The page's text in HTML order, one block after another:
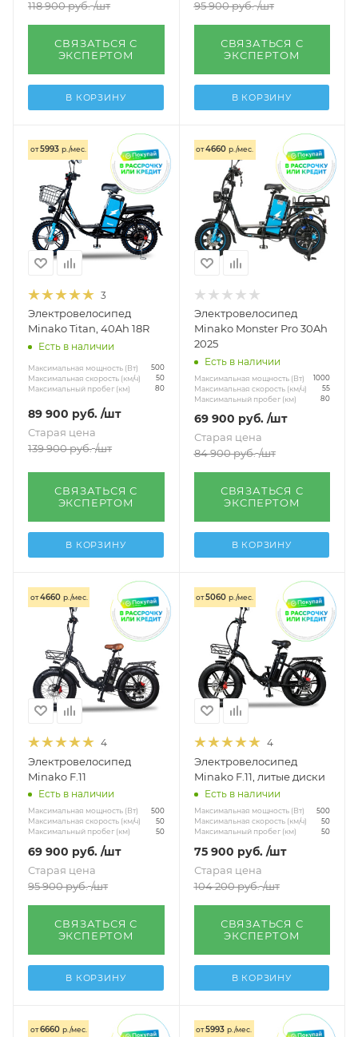
118 900руб. /шт
СВЯЗАТЬСЯ С
ЭКСПЕРТОМ
В КОРЗИНУ
95 900руб. /шт
СВЯЗАТЬСЯ С
ЭКСПЕРТОМ
В КОРЗИНУ
от5993 р./мес.
3
Электровелосипед
Minako Titan, 40Ah 18R
Есть в наличии
Максимальная мощность (Вт) 500
Максимальная скорость (км/ч) 50
Максимальный пробег (км) 80
89 900 руб. /шт
Старая цена
139 900руб. /шт
СВЯЗАТЬСЯ С
ЭКСПЕРТОМ
В КОРЗИНУ
от4660 р./мес.
Электровелосипед
Minako Monster Pro 30Ah
2025
Есть в наличии
Максимальная мощность (Вт) 1000
Максимальная скорость (км/ч) 55
Максимальный пробег (км) 80
69 900 руб. /шт
Старая цена
84 900руб. /шт
СВЯЗАТЬСЯ С
ЭКСПЕРТОМ
В КОРЗИНУ
от4660 р./мес.
4
Электровелосипед
Minako F.11
Есть в наличии
Максимальная мощность (Вт) 500
Максимальная скорость (км/ч) 50
Максимальный пробег (км) 50
69 900 руб. /шт
Старая цена
95 900руб. /шт
СВЯЗАТЬСЯ С
ЭКСПЕРТОМ
В КОРЗИНУ
от5060 р./мес.
4
Электровелосипед
Minako F.11, литые диски
Есть в наличии
Максимальная мощность (Вт) 500
Максимальная скорость (км/ч) 50
Максимальный пробег (км) 50
75 900 руб. /шт
Старая цена
104 200руб. /шт
СВЯЗАТЬСЯ С
ЭКСПЕРТОМ
В КОРЗИНУ
от6660 р./мес. от5993 р./мес.